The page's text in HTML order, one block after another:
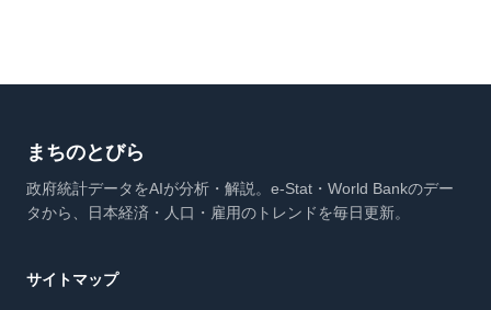
まちのとびら
政府統計データをAIが分析・解説。e-Stat・World Bankのデー
タから、日本経済・人口・雇用のトレンドを毎日更新。
サイトマップ